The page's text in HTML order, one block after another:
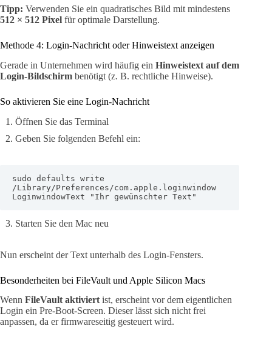
Tipp: Verwenden Sie ein quadratisches Bild mit mindestens
512 × 512 Pixel für optimale Darstellung.
Methode 4: Login-Nachricht oder Hinweistext anzeigen
Gerade in Unternehmen wird häufig ein Hinweistext auf dem
Login-Bildschirm benötigt (z. B. rechtliche Hinweise).
So aktivieren Sie eine Login-Nachricht
Öffnen Sie das Terminal
Geben Sie folgenden Befehl ein:
sudo defaults write
/Library/Preferences/com.apple.loginwindow
LoginwindowText "Ihr gewünschter Text"
Starten Sie den Mac neu
Nun erscheint der Text unterhalb des Login-Fensters.
Besonderheiten bei FileVault und Apple Silicon Macs
Wenn FileVault aktiviert ist, erscheint vor dem eigentlichen
Login ein Pre-Boot-Screen. Dieser lässt sich nicht frei
anpassen, da er firmwareseitig gesteuert wird.